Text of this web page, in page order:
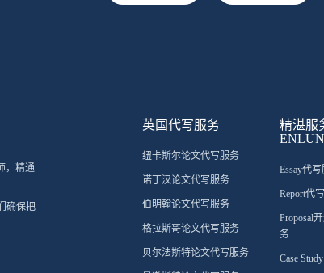
，精通
确保把
英国代写服务
纽卡斯尔论文代写服务
诺丁汉论文代写服务
伯明翰论文代写服务
格拉斯哥论文代写服务
贝尔法斯特论文代写服务
精湛服
Essay代
Report代
Proposal
务
Case